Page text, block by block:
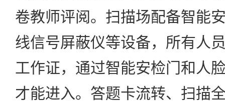
卷教师评阅。扫描场配备智能
线信号屏蔽仪等设备，所有人
工作证，通过智能安检门和人
才能进入。答题卡流转、扫描